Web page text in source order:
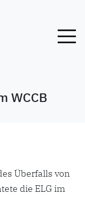
WCCB
Überfalls von
die ELG im